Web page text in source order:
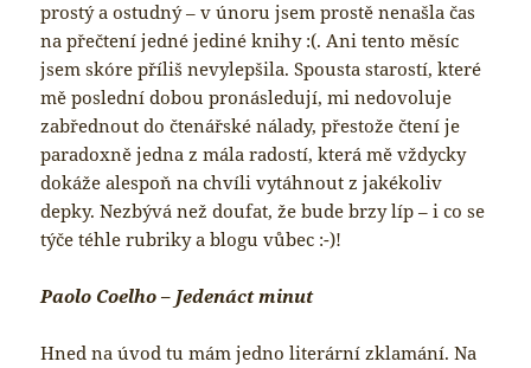
prostý a ostudný – v únoru jsem prostě nenašla čas
na přečtení jedné jediné knihy :(. Ani tento měsíc
jsem skóre příliš nevylepšila. Spousta starostí, které
mě poslední dobou pronásledují, mi nedovoluje
zabřednout do čtenářské nálady, přestože čtení je
paradoxně jedna z mála radostí, která mě vždycky
dokáže alespoň na chvíli vytáhnout z jakékoliv
depky. Nezbývá než doufat, že bude brzy líp – i co se
týče téhle rubriky a blogu vůbec :-)!
Paolo Coelho – Jedenáct minut
Hned na úvod tu mám jedno literární zklamání. Na